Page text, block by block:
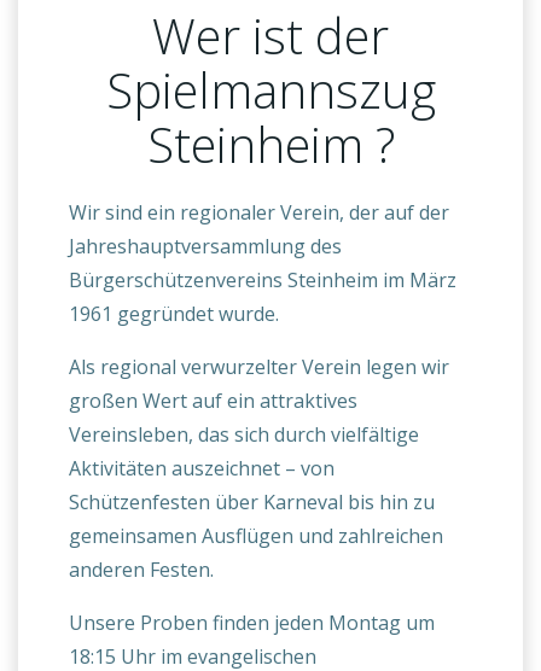
Wer ist der
Spielmannszug
Steinheim ?
Wir sind ein regionaler Verein, der auf der
Jahreshauptversammlung des
Bürgerschützenvereins Steinheim im März
1961 gegründet wurde.
Als regional verwurzelter Verein legen wir
großen Wert auf ein attraktives
Vereinsleben, das sich durch vielfältige
Aktivitäten auszeichnet – von
Schützenfesten über Karneval bis hin zu
gemeinsamen Ausflügen und zahlreichen
anderen Festen.
Unsere Proben finden jeden Montag um
18:15 Uhr im evangelischen